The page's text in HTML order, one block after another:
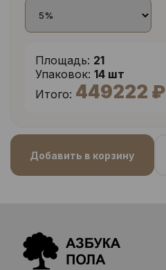
Площадь: 21
Упаковок: 14 шт
Итого: 449222 ₽
Добавить в корзину